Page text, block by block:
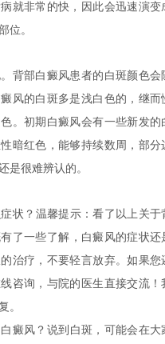
就非常的快，因此会迅速演变
位。
部白癜风患者的白斑颜色会
风的白斑多是浅白色的，继而
。初期白癜风会有一些新发的
暗红色，能够持续数周，部分
是很难辨认的。
状？ 温馨提示：看了以上关于
了一些了解，白癜风的症状还
治疗，不要轻言放弃。如果您
咨询，与院的医生直接交流！
。
癜风？ 说到白斑，可能会在大